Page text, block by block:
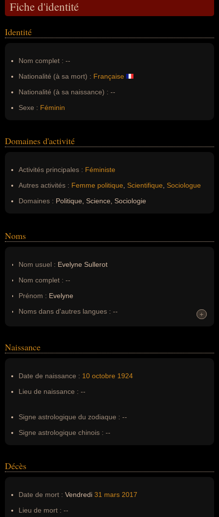
Fiche d'identité
Identité
Nom complet : --
Nationalité (à sa mort) : Française
Nationalité (à sa naissance) : --
Sexe : Féminin
Domaines d'activité
Activités principales : Féministe
Autres activités : Femme politique Scientifique
Sociologue
Domaines : Politique, Science, Sociologie
Noms
Nom usuel : Evelyne Sullerot
Nom complet : --
Prénom : Evelyne
Noms dans d'autres langues : --
Nom de famille :Sullerot
+
+
Naissance
Date de naissance : 10 octobre 1924
Lieu de naissance : --
Signe astrologique du zodiaque : --
Signe astrologique chinois : --
Décès
Date de mort : Vendredi 31 mars 2017
Lieu de mort : --